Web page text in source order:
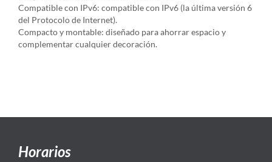
Compatible con IPv6: compatible con IPv6 (la última versión 6
del Protocolo de Internet).
Compacto y montable: diseñado para ahorrar espacio y
complementar cualquier decoración.
Horarios